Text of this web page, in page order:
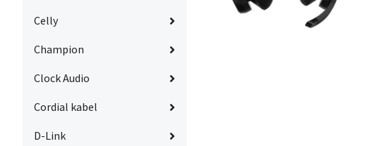
Celly
Champion
Clock Audio
Cordial kabel
D-Link